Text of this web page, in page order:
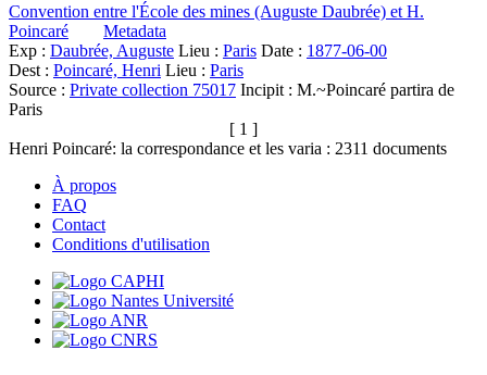
Convention entre l'École des mines (Auguste Daubrée) et H.
Poincaré
Metadata
Exp : Daubrée, Auguste Lieu : Paris Date : 1877-06-00
Dest : Poincaré, Henri Lieu : Paris
Source : Private collection 75017 Incipit : M.~Poincaré partira de
Paris
[ 1 ]
Henri Poincaré: la correspondance et les varia : 2311 documents
À propos
FAQ
Contact
Conditions d'utilisation